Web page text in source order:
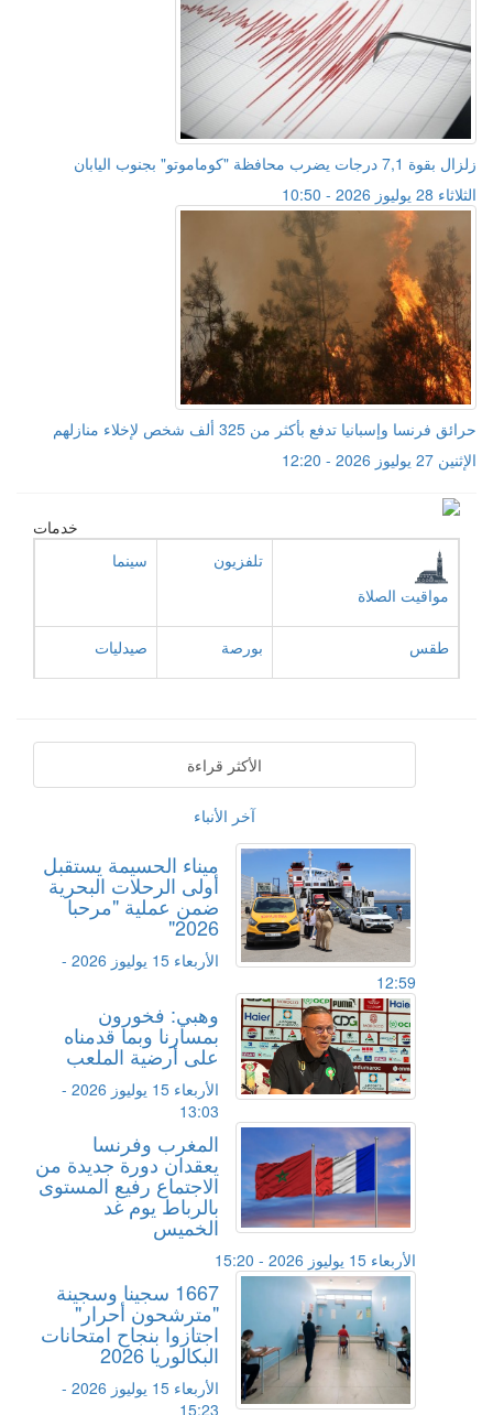
زلزال بقوة 7,1 درجات يضرب محافظة "كوماموتو" بجنوب اليابان
الثلاثاء 28 يوليوز 2026 - 10:50
حرائق فرنسا وإسبانيا تدفع بأكثر من 325 ألف شخص لإخلاء منازلهم
الإثنين 27 يوليوز 2026 - 12:20
خدمات
مواقيت الصلاة
تلفزيون سينما
طقس بورصة صيدليات
الأكثر قراءة
آخر الأنباء
ميناء الحسيمة يستقبل
أولى الرحلات البحرية
ضمن عملية "مرحبا
2026"
الأربعاء 15 يوليوز 2026 -
12:59
وهبي: فخورون
بمسارنا وبما قدمناه
على أرضية الملعب
الأربعاء 15 يوليوز 2026 -
13:03
المغرب وفرنسا
يعقدان دورة جديدة من
الاجتماع رفيع المستوى
بالرباط يوم غد
الخميس
الأربعاء 15 يوليوز 2026 - 15:20
1667 سجينا وسجينة
"مترشحون أحرار"
اجتازوا بنجاح امتحانات
البكالوريا 2026
الأربعاء 15 يوليوز 2026 -
15:23